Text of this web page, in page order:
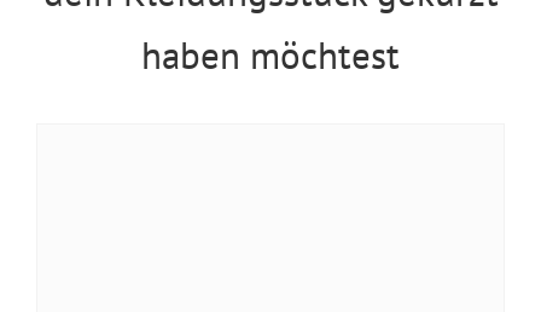
haben möchtest